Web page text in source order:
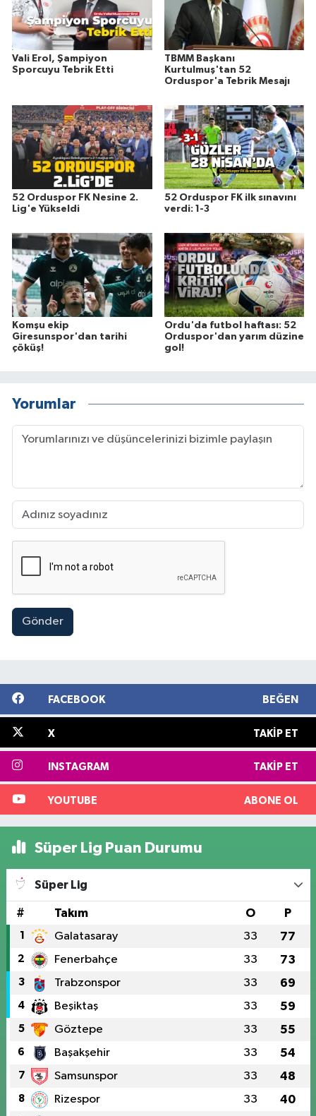
Vali Erol, Şampiyon
Sporcuyu Tebrik Etti
TBMM Başkanı
Kurtulmuş'tan 52
Orduspor'a Tebrik Mesajı
52 Orduspor FK Nesine 2.
Lig'e Yükseldi
52 Orduspor FK ilk sınavını
verdi: 1-3
Komşu ekip
Giresunspor'dan tarihi
çöküş!
Ordu'da futbol haftası: 52
Orduspor'dan yarım düzine
gol!
Yorumlar
Gönder
FACEBOOK BEĞEN
X TAKIP ET
INSTAGRAM TAKIP ET
YOUTUBE ABONE OL
Süper Lig Puan Durumu
Süper Lig
# Takım O P
1 Galatasaray 33 77
2 Fenerbahçe 33 73
3 Trabzonspor 33 69
4 Beşiktaş 33 59
5 Göztepe 33 55
6 Başakşehir 33 54
7 Samsunspor 33 48
8 Rizespor 33 40